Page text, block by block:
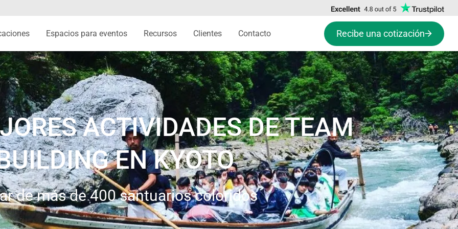
Espacios para eventos Recursos Clientes Contacto Recibe una cotización
ACTIVIDADES DE TEAM
EN KYOTO
de más de 400 santuarios coloridos